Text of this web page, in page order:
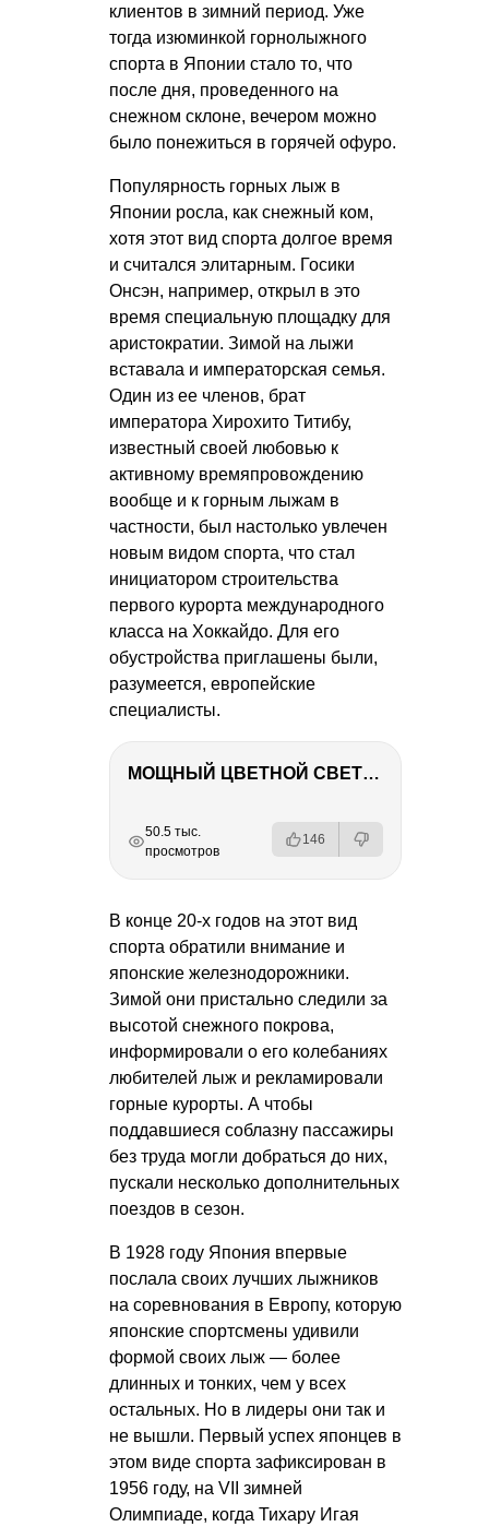
клиентов в зимний период. Уже
тогда изюминкой горнолыжного
спорта в Японии стало то, что
после дня, проведенного на
снежном склоне, вечером можно
было понежиться в горячей офуро.
Популярность горных лыж в
Японии росла, как снежный ком,
хотя этот вид спорта долгое время
и считался элитарным. Госики
Онсэн, например, открыл в это
время специальную площадку для
аристократии. Зимой на лыжи
вставала и императорская семья.
Один из ее членов, брат
императора Хирохито Титибу,
известный своей любовью к
активному времяпровождению
вообще и к горным лыжам в
частности, был настолько увлечен
новым видом спорта, что стал
инициатором строительства
первого курорта международного
класса на Хоккайдо. Для его
обустройства приглашены были,
разумеется, европейские
специалисты.
МОЩНЫЙ ЦВЕТНОЙ СВЕТ – NANLITE FC-500C
РЕКЛАМА
РЕКЛАМА
РЕКЛАМА
РЕКЛАМА
50.5 тыс.
просмотров
146
В конце 20-х годов на этот вид
спорта обратили внимание и
японские железнодорожники.
Зимой они пристально следили за
высотой снежного покрова,
информировали о его колебаниях
любителей лыж и рекламировали
горные курорты. А чтобы
поддавшиеся соблазну пассажиры
без труда могли добраться до них,
пускали несколько дополнительных
поездов в сезон.
В 1928 году Япония впервые
послала своих лучших лыжников
на соревнования в Европу, которую
японские спортсмены удивили
формой своих лыж — более
длинных и тонких, чем у всех
остальных. Но в лидеры они так и
не вышли. Первый успех японцев в
этом виде спорта зафиксирован в
1956 году, на VII зимней
Олимпиаде, когда Тихару Игая